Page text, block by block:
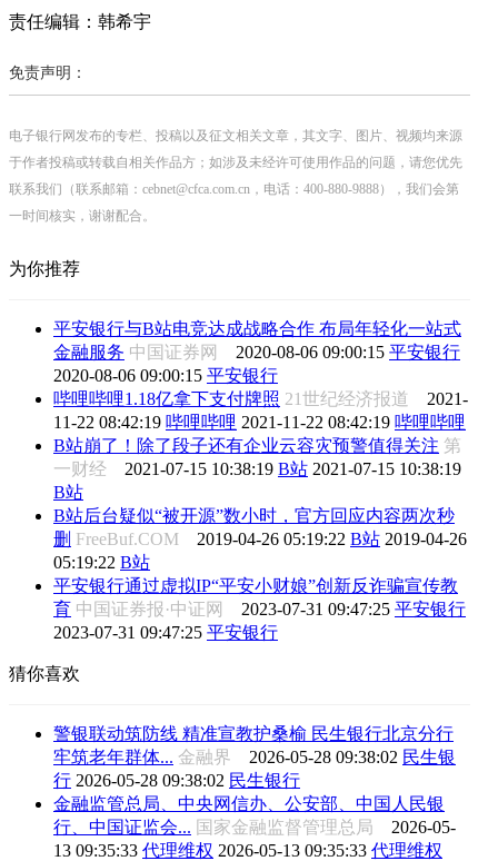
责任编辑：韩希宇
免责声明：
电子银行网发布的专栏、投稿以及征文相关文章，其文字、图片、视频均来源
于作者投稿或转载自相关作品方；如涉及未经许可使用作品的问题，请您优先
联系我们（联系邮箱：cebnet@cfca.com.cn，电话：400-880-9888），我们会第
一时间核实，谢谢配合。
为你推荐
平安银行与B站电竞达成战略合作 布局年轻化一站式
金融服务 中国证券网 2020-08-06 09:00:15 平安银行
2020-08-06 09:00:15 平安银行
哔哩哔哩1.18亿拿下支付牌照 21世纪经济报道 2021-
11-22 08:42:19 哔哩哔哩 2021-11-22 08:42:19 哔哩哔哩
B站崩了！除了段子还有企业云容灾预警值得关注 第
一财经 2021-07-15 10:38:19 B站 2021-07-15 10:38:19
B站
B站后台疑似“被开源”数小时，官方回应内容两次秒
删 FreeBuf.COM 2019-04-26 05:19:22 B站 2019-04-26
05:19:22 B站
平安银行通过虚拟IP“平安小财娘”创新反诈骗宣传教
育 中国证券报·中证网 2023-07-31 09:47:25 平安银行
2023-07-31 09:47:25 平安银行
猜你喜欢
警银联动筑防线 精准宣教护桑榆 民生银行北京分行
牢筑老年群体... 金融界 2026-05-28 09:38:02 民生银
行 2026-05-28 09:38:02 民生银行
金融监管总局、中央网信办、公安部、中国人民银
行、中国证监会... 国家金融监督管理总局 2026-05-
13 09:35:33 代理维权 2026-05-13 09:35:33 代理维权